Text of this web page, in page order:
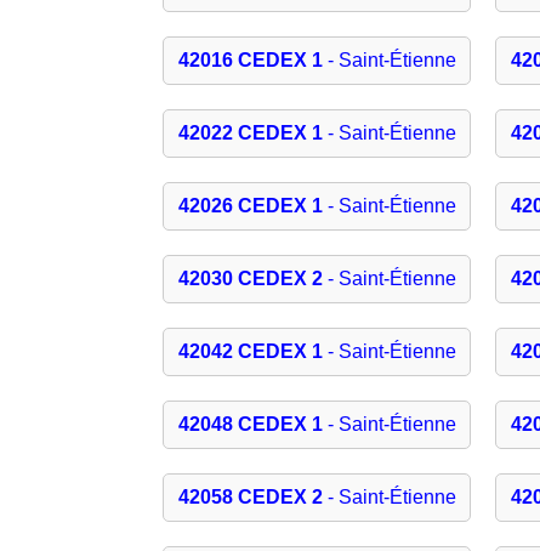
42016 CEDEX 1- Saint-Étienne
42022 CEDEX 1- Saint-Étienne
42026 CEDEX 1- Saint-Étienne
42030 CEDEX 2- Saint-Étienne
42042 CEDEX 1- Saint-Étienne
42048 CEDEX 1- Saint-Étienne
42058 CEDEX 2- Saint-Étienne